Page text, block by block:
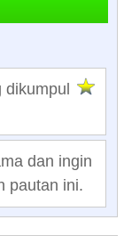
dikumpul
dan ingin
pautan ini.